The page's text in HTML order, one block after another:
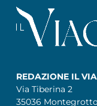
REDAZIONE IL
Via Tiberina 2
35036